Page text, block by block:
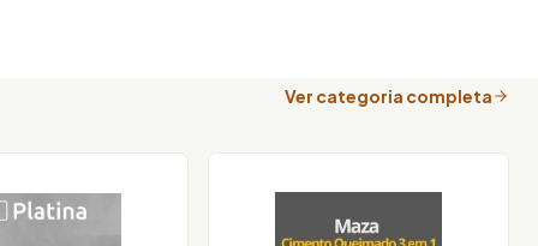
Ver categoria completa